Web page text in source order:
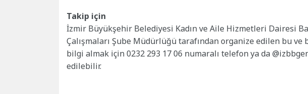
Takip için
İzmir Büyükşehir Belediyesi Kadın ve Aile Hizmetleri Dairesi
Çalışmaları Şube Müdürlüğü tarafından organize edilen bu
bilgi almak için 0232 293 17 06 numaralı telefon ya da
edilebilir.